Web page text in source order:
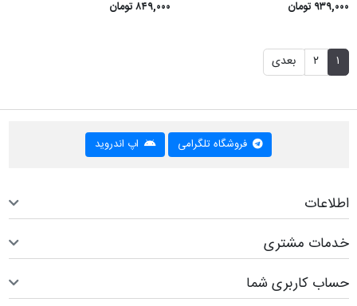
۹۳۹,۰۰۰ تومان
۸۴۹,۰۰۰ تومان
۱ ۲ بعدی
فروشگاه تلگرامی اپ اندروید
اطلاعات
خدمات مشتری
حساب کاربری شما